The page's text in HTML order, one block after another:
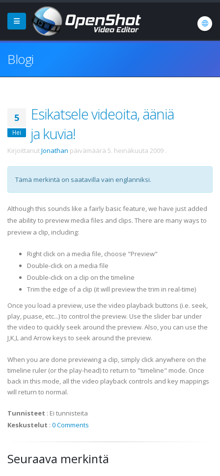
Blogi
5
Hei
Esikatsele videoita, ääniä
ja kuvia!
KirjoittanutJonathan päivämäärä 5. heinäkuuta 2009 .
Tämä merkintä on saatavilla vain englanniksi.
Although this sounds like a fairly basic feature, we have just added
the ability to preview media files and clips. There are many ways to
preview a clip, including:
Right click on a media file, choose "Preview"
Double-click on a media file
Double-click on a clip on the timeline
Trim the edge of a clip (it will preview the trim in real-time)
Once you load a preview, use the video playback buttons (i.e. seek,
play, puase, etc...) to control the preview. Use the slider bar under
the video to quickly seek around the preview. Also, you can use the
J,K,L and Arrow keys to seek around the preview.
When you are done previewing a clip, simply click anywhere on the
timeline ruler (or the play-head) to return to "timeline" mode. Once
back in this mode, all the video playback controls and key mappings
will return to normal.
Tunnisteet : Ei tunnisteita
Keskustelut : 0 Comments
Seuraava merkintä